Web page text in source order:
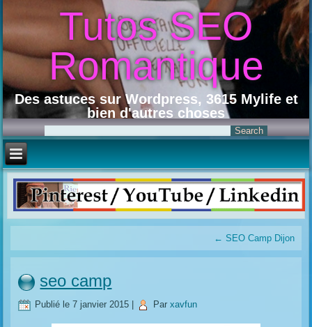
Tutos SEO
Romantique
Des astuces sur Wordpress, 3615 Mylife et
bien d'autres choses
← SEO Camp Dijon
seo camp
Publié le 7 janvier 2015 Par xavfun